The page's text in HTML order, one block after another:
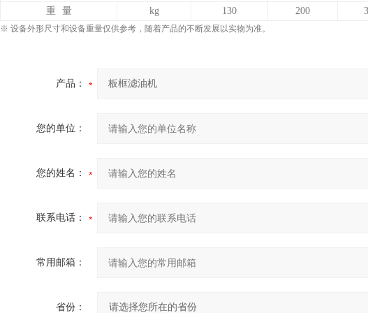
重 量 kg 130 200 3
※ 设备外形尺寸和设备重量仅供参考，随着产品的不断发展以实物为准。
产品：
您的单位：
您的姓名：
联系电话：
常用邮箱：
省份：